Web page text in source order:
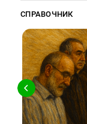
СПРАВОЧНИК